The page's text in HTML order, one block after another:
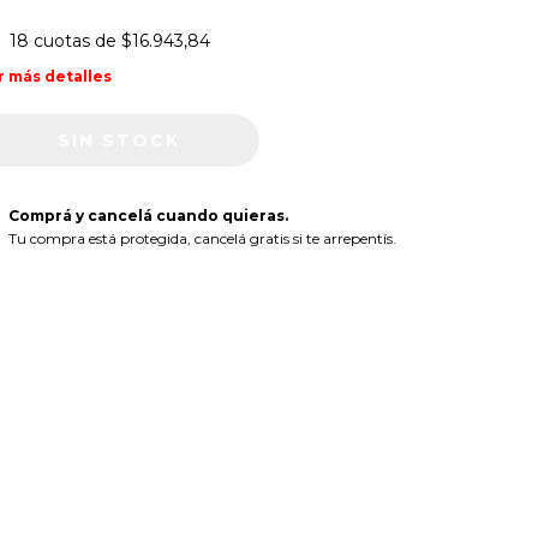
18 cuotas de $16.943,84
más detalles
Comprá y cancelá cuando quieras.
Tu compra está protegida, cancelá gratis si te arrepentís.